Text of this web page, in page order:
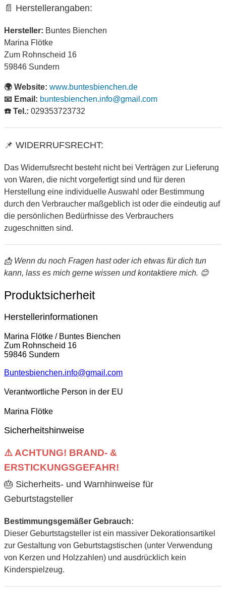
📄 Herstellerangaben:
Hersteller: Buntes Bienchen
Marina Flötke
Zum Rohnscheid 16
59846 Sundern
🌍 Website: www.buntesbienchen.de
📧 Email: buntesbienchen.info@gmail.com
☎️ Tel.: 029353723732
📌 WIDERRUFSRECHT:
Das Widerrufsrecht besteht nicht bei Verträgen zur Lieferung
von Waren, die nicht vorgefertigt sind und für deren
Herstellung eine individuelle Auswahl oder Bestimmung
durch den Verbraucher maßgeblich ist oder die eindeutig auf
die persönlichen Bedürfnisse des Verbrauchers
zugeschnitten sind.
📩 Wenn du noch Fragen hast oder ich etwas für dich tun
kann, lass es mich gerne wissen und kontaktiere mich. 😊
Produktsicherheit
Herstellerinformationen
Marina Flötke / Buntes Bienchen
Zum Rohnscheid 16
59846 Sundern
Buntesbienchen.info@gmail.com
Verantwortliche Person in der EU
Marina Flötke
Sicherheitshinweise
⚠️ ACHTUNG! BRAND- &
ERSTICKUNGSGEFAHR!
🎂 Sicherheits- und Warnhinweise für
Geburtstagsteller
Bestimmungsgemäßer Gebrauch:
Dieser Geburtstagsteller ist ein massiver Dekorationsartikel
zur Gestaltung von Geburtstagstischen (unter Verwendung
von Kerzen und Holzzahlen) und ausdrücklich kein
Kinderspielzeug.